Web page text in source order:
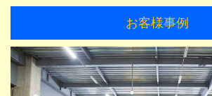
お客様事例